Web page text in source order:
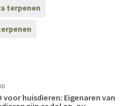
terpenen
voor huisdieren: Eigenaren van